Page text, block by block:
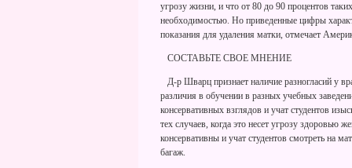
угрозу жизни, и что от 80 до 90 процентов
необходимостью. Но приведенные цифры
показания для удаления матки, отмечает
СОСТАВЬТЕ СВОЕ МНЕНИЕ
Д-р Шварц признает наличие разногласий у
различия в обучении в разных учебных
консервативных взглядов и учат студентов
тех случаев, когда это несет угрозу
консервативны и учат студентов смотреть на
багаж.